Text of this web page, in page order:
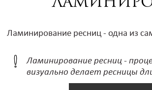
Ламинирование ресниц - одна из
Ламинирование ресниц -
визуально делает ресницы